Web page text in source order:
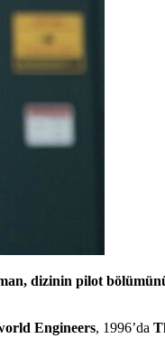
dizinin pilot
Engineers, 1996’da